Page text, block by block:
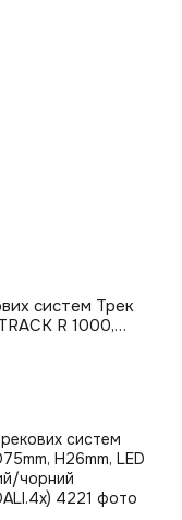
систем Трек
R 1000,